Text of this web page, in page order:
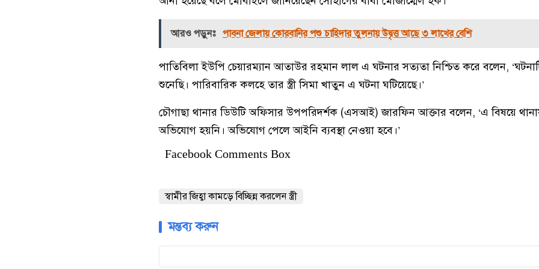
আরও পড়ুনঃ পাবনা জেলায় কোরবানির পশু চাহিদার তুলনায় উদ্বৃত্ত আছে ৩ লাখের বেশি
পাতিবিলা ইউপি চেয়ারম্যান আতাউর রহমান লাল এ ঘটনার সত্যতা নিশ্চিত করে বলেন,
শুনেছি। পারিবারিক কলহে তার স্ত্রী সিমা খাতুন এ ঘটনা ঘটিয়েছে।’
চৌগাছা থানার ডিউটি অফিসার উপপরিদর্শক (এসআই) জারফিন আক্তার বলেন, ‘এ বিষয়ে
অভিযোগ হয়নি। অভিযোগ পেলে আইনি ব্যবস্থা নেওয়া হবে।’
Facebook Comments Box
স্বামীর জিহ্বা কামড়ে বিচ্ছিন্ন করলেন স্ত্রী
মন্তব্য করুন